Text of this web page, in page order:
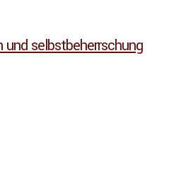
selbstbeherrschung